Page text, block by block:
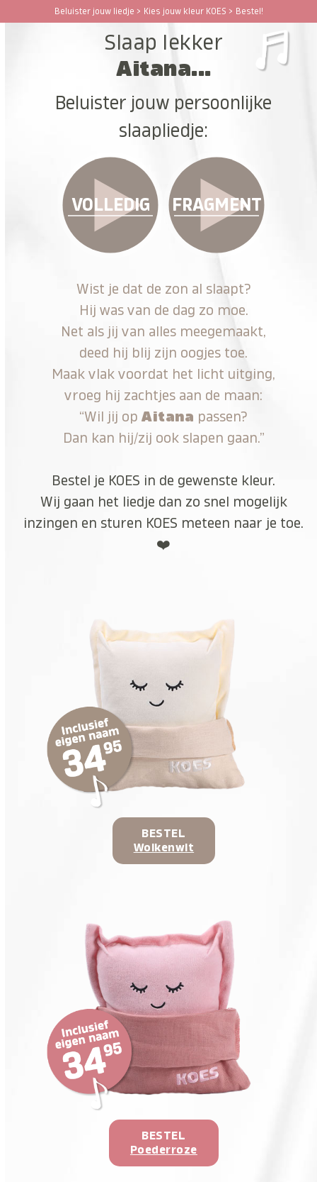
Beluister jouw liedje > Kies jouw kleur KOES > Bestel!
Open
Close
Slaap lekker
Aitana...
Beluister jouw persoonlijke
slaapliedje:
VOLLEDIG FRAGMENT
Wist je dat de zon al slaapt?
Hij was van de dag zo moe.
Net als jij van alles meegemaakt,
deed hij blij zijn oogjes toe.
Maak vlak voordat het licht uitging,
vroeg hij zachtjes aan de maan:
“Wil jij opAitana passen?
Dan kan hij/zij ook slapen gaan.”
Bestel je KOES in de gewenste kleur.
Wij gaan het liedje dan zo snel mogelijk
inzingen en sturen KOES meteen naar je toe.
❤️
BESTEL
Wolkenwit
BESTEL
Poederroze